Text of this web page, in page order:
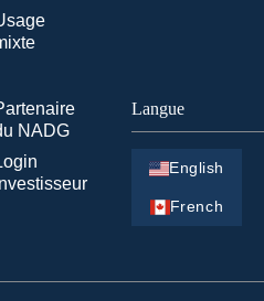
NADG
Langue
English
French